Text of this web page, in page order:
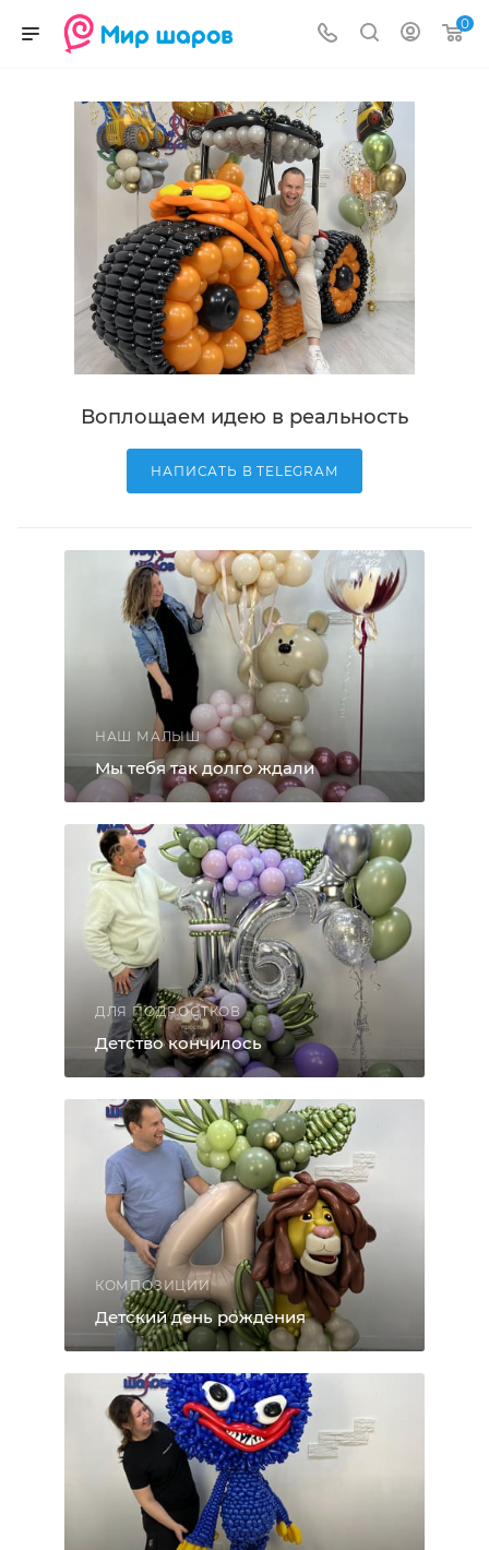
0
Воплощаем идею в реальность
НАПИСАТЬ В TELEGRAM
НАШ МАЛЫШ
Мы тебя так долго ждали
ДЛЯ ПОДРОСТКОВ
Детство кончилось
КОМПОЗИЦИИ
Детский день рождения